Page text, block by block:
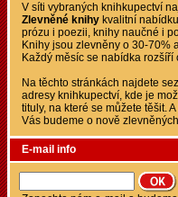
V síti vybraných knihkupectví
Zlevněné knihy kvalitní
prózu i poezii, knihy naučné i
Knihy jsou zlevněny o 30-70%
Každý měsíc se nabídka
Na těchto stránkách najdete
adresy knihkupectví, kde je
tituly, na které se můžete těšit.
Vás budeme o nově
E-mail info